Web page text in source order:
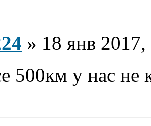
» 18 янв
500км у нас не